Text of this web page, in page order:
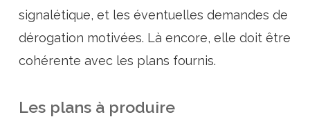
signalétique, et les éventuelles demandes de
dérogation motivées. Là encore, elle doit être
cohérente avec les plans fournis.
Les plans à produire